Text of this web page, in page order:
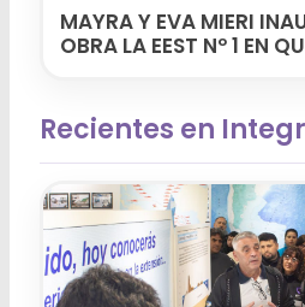
MAYRA Y EVA MIERI
OBRA LA EEST Nº 1
Recientes en